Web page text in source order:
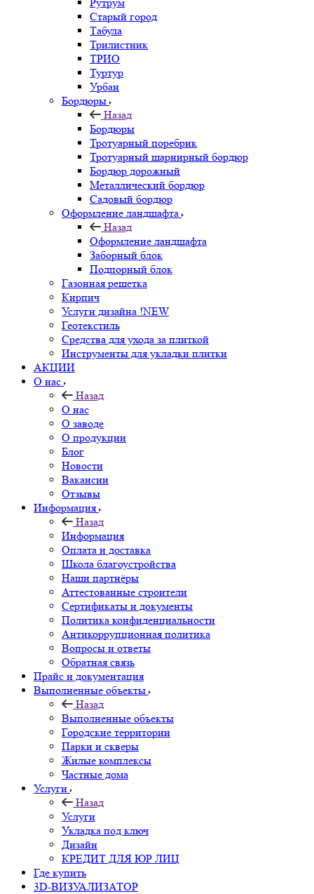
Старый город
Табула
Трилистник
ТРИО
Туртур
Урбан
Бордюры
Назад
Бордюры
Тротуарный поребрик
Тротуарный шарнирный бордюр
Бордюр дорожный
Металлический бордюр
Садовый бордюр
Оформление ландшафта
Назад
Оформление ландшафта
Заборный блок
Подпорный блок
Газонная решетка
Кирпич
Услуги дизайна !NEW
Геотекстиль
Средства для ухода за плиткой
Инструменты для укладки плитки
АКЦИИ
О нас
Назад
О нас
О заводе
О продукции
Блог
Новости
Вакансии
Отзывы
Информация
Назад
Информация
Оплата и доставка
Школа благоустройства
Наши партнёры
Аттестованные строители
Сертификаты и документы
Политика конфиденциальности
Антикоррупционная политика
Вопросы и ответы
Обратная связь
Прайс и документация
Выполненные объекты
Назад
Выполненные объекты
Городские территории
Парки и скверы
Жилые комплексы
Частные дома
Услуги
Назад
Услуги
Укладка под ключ
Дизайн
КРЕДИТ ДЛЯ ЮР ЛИЦ
Где купить
3D-ВИЗУАЛИЗАТОР